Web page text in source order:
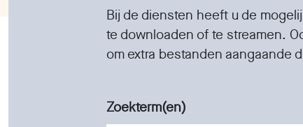
Bij de diensten heeft u de
te downloaden of te streamen.
om extra bestanden aangaande
Zoekterm(en)